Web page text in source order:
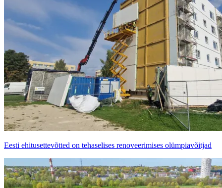
Eesti ehitusettevõtted on tehaselises renoveerimises olümpiavõitjad